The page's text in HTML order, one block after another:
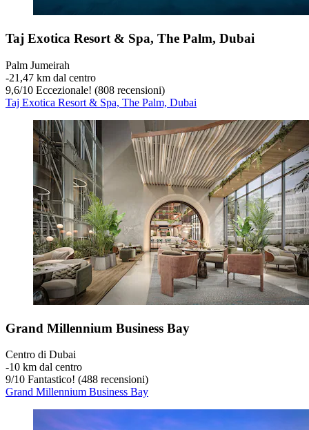
Taj Exotica Resort & Spa, The Palm, Dubai
Palm Jumeirah
‐21,47 km dal centro
9,6/10 Eccezionale! (808 recensioni)
Taj Exotica Resort & Spa, The Palm, Dubai
Grand Millennium Business Bay
Centro di Dubai
‐10 km dal centro
9/10 Fantastico! (488 recensioni)
Grand Millennium Business Bay